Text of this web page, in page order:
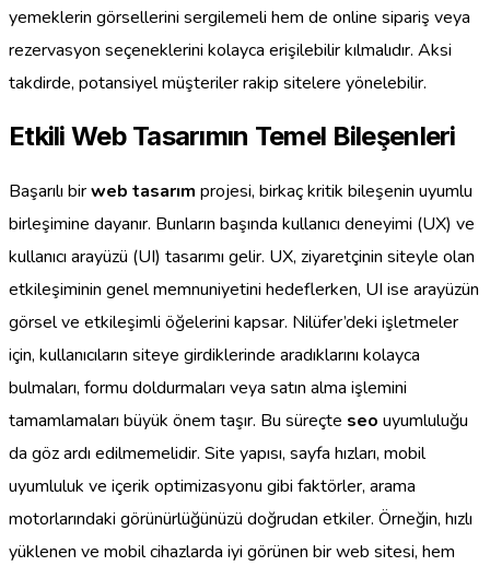
yemeklerin görsellerini sergilemeli hem de online sipariş veya
rezervasyon seçeneklerini kolayca erişilebilir kılmalıdır. Aksi
takdirde, potansiyel müşteriler rakip sitelere yönelebilir.
Etkili Web Tasarımın Temel Bileşenleri
Başarılı birweb tasarım projesi, birkaç kritik bileşenin uyumlu
birleşimine dayanır. Bunların başında kullanıcı deneyimi (UX) ve
kullanıcı arayüzü (UI) tasarımı gelir. UX, ziyaretçinin siteyle olan
etkileşiminin genel memnuniyetini hedeflerken, UI ise arayüzün
görsel ve etkileşimli öğelerini kapsar. Nilüfer’deki işletmeler
için, kullanıcıların siteye girdiklerinde aradıklarını kolayca
bulmaları, formu doldurmaları veya satın alma işlemini
tamamlamaları büyük önem taşır. Bu süreçte seo uyumluluğu
da göz ardı edilmemelidir. Site yapısı, sayfa hızları, mobil
uyumluluk ve içerik optimizasyonu gibi faktörler, arama
motorlarındaki görünürlüğünüzü doğrudan etkiler. Örneğin, hızlı
yüklenen ve mobil cihazlarda iyi görünen bir web sitesi, hem